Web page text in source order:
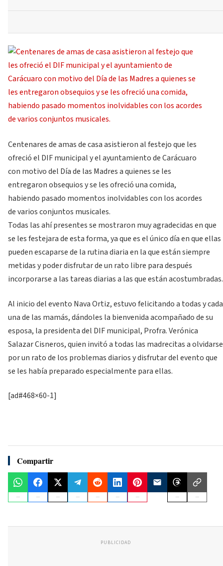
Centenares de amas de casa asistieron al festejo que les
ofreció el DIF municipal y el ayuntamiento de Carácuaro
con motivo del Día de las Madres a quienes se les
entregaron obsequios y se les ofreció una comida,
habiendo pasado momentos inolvidables con los acordes
de varios conjuntos musicales.
Todas las ahí presentes se mostraron muy agradecidas en que
se les festejara de esta forma, ya que es el único día en que ellas
pueden escaparse de la rutina diaria en la que están siempre
metidas y poder disfrutar de un rato libre para después
incorporarse a las tareas diarias a las que están acostumbradas.
Al inicio del evento Nava Ortiz, estuvo felicitando a todas y cada
una de las mamás, dándoles la bienvenida acompañado de su
esposa, la presidenta del DIF municipal, Profra. Verónica
Salazar Cisneros, quien invitó a todas las madrecitas a olvidarse
por un rato de los problemas diarios y disfrutar del evento que
se les había preparado especialmente para ellas.
[ad#468×60-1]
Compartir
PUBLICIDAD